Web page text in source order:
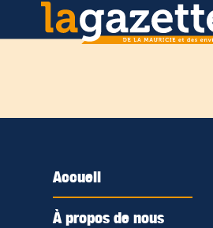
Accueil
À propos de nous